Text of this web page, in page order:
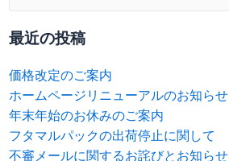
索
対
象:
最近の投稿
価格改定のご案内
ホームページリニューアルのお知らせ
年末年始のお休みのご案内
フタマルパックの出荷停止に関して
不審メールに関するお詫びとお知らせ